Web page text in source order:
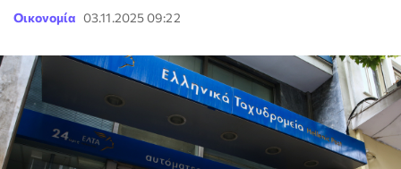
Οικονομία 03.11.2025 09:22